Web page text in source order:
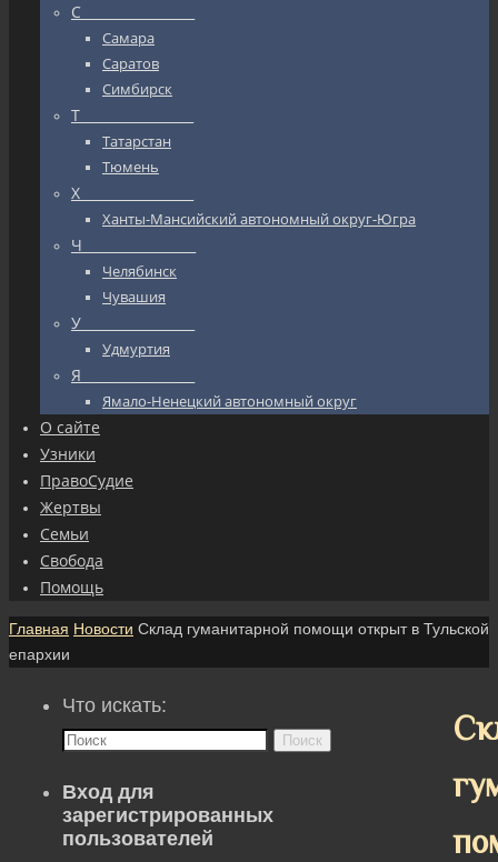
С_________________
Самара
Саратов
Симбирск
Т_________________
Татарстан
Тюмень
Х_________________
Ханты-Мансийский автономный округ-Югра
Ч_________________
Челябинск
Чувашия
У_________________
Удмуртия
Я_________________
Ямало-Ненецкий автономный округ
О сайте
Узники
ПравоСудие
Жертвы
Семьи
Свобода
Помощь
Главная Новости Склад гуманитарной помощи открыт в Тульской
епархии
Что искать:
Поиск
Вход для
зарегистрированных
пользователей